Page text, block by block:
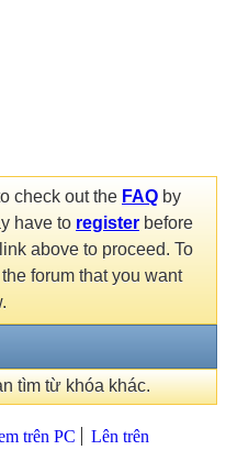
check out the FAQ by
have to register before
above to proceed. To
forum that you want
tìm từ khóa khác.
trên PC Lên trên